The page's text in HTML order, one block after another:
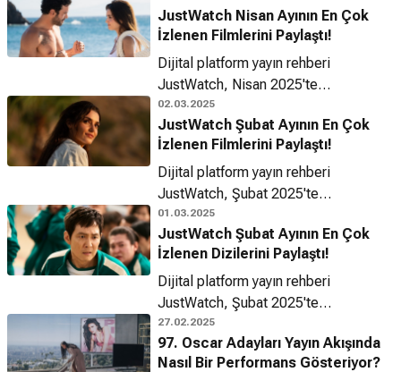
JustWatch Nisan Ayının En Çok
İzlenen Filmlerini Paylaştı!
Dijital platform yayın rehberi
JustWatch, Nisan 2025'te
Türkiye platformlarında en çok
izlenen filmleri açıkladı!
02.03.2025
JustWatch Şubat Ayının En Çok
İzlenen Filmlerini Paylaştı!
Dijital platform yayın rehberi
JustWatch, Şubat 2025'te
Türkiye platformlarında en çok
izlenen filmleri açıkladı!
01.03.2025
JustWatch Şubat Ayının En Çok
İzlenen Dizilerini Paylaştı!
Dijital platform yayın rehberi
JustWatch, Şubat 2025'te
Türkiye platformlarında en çok
izlenen dizileri açıkladı!
27.02.2025
97. Oscar Adayları Yayın Akışında
Nasıl Bir Performans Gösteriyor?